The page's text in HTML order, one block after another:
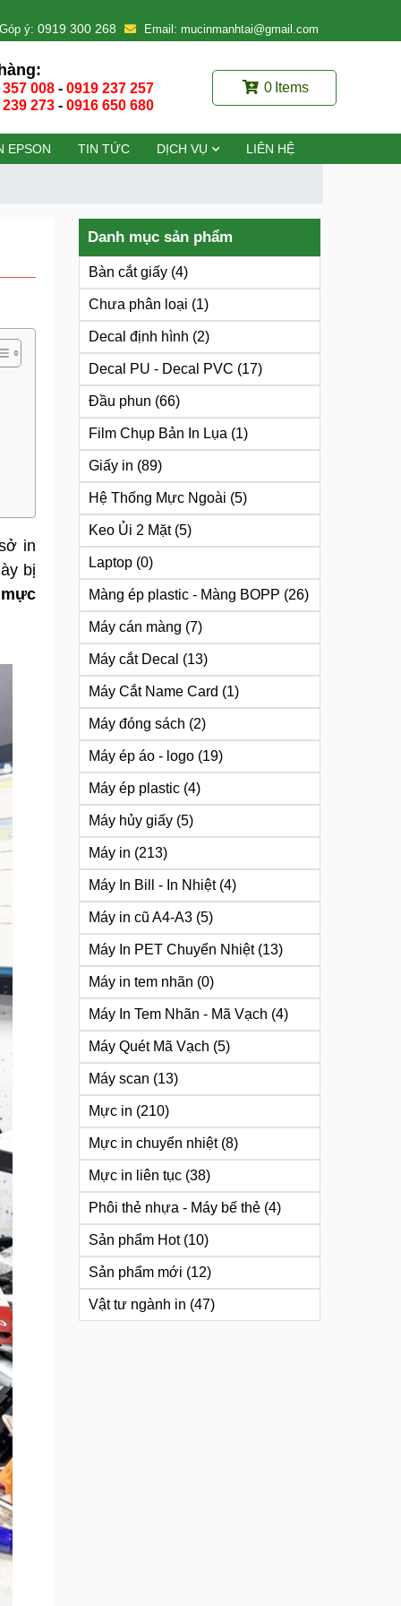
Góp ý: 0919 300 268 Email: mucinmanhtai@gmail.com
008- 0919 237 257
273- 0916 650 680
0 Items
EPSON TIN TỨC DỊCH VỤ LIÊN HỆ
in
bị
Danh mục sản phẩm
Bàn cắt giấy (4)
Chưa phân loại (1)
Decal định hình (2)
Decal PU - Decal PVC (17)
Đầu phun (66)
Film Chụp Bản In Lụa (1)
Giấy in (89)
Hệ Thống Mực Ngoài (5)
Keo Ủi 2 Mặt (5)
Laptop (0)
Màng ép plastic - Màng BOPP (26)
Máy cán màng (7)
Máy cắt Decal (13)
Máy Cắt Name Card (1)
Máy đóng sách (2)
Máy ép áo - logo (19)
Máy ép plastic (4)
Máy hủy giấy (5)
Máy in (213)
Máy In Bill - In Nhiệt (4)
Máy in cũ A4-A3 (5)
Máy In PET Chuyển Nhiệt (13)
Máy in tem nhãn (0)
Máy In Tem Nhãn - Mã Vạch (4)
Máy Quét Mã Vạch (5)
Máy scan (13)
Mực in (210)
Mực in chuyển nhiệt (8)
Mực in liên tục (38)
Phôi thẻ nhựa - Máy bế thẻ (4)
Sản phẩm Hot (10)
Sản phẩm mới (12)
Vật tư ngành in (47)